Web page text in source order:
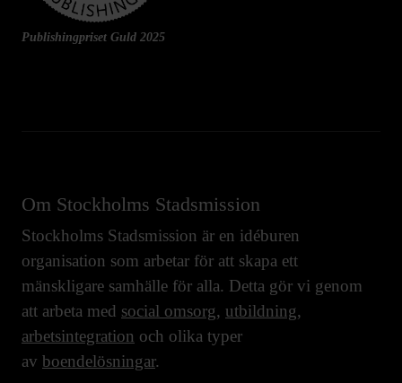
Publishingpriset Guld 2025
Om Stockholms Stadsmission
Stockholms Stadsmission är en idéburen
organisation som arbetar för att skapa ett
mänskligare samhälle för alla. Detta gör vi genom
att arbeta med social omsorg, utbildning,
arbetsintegration och olika typer
av boendelösningar.